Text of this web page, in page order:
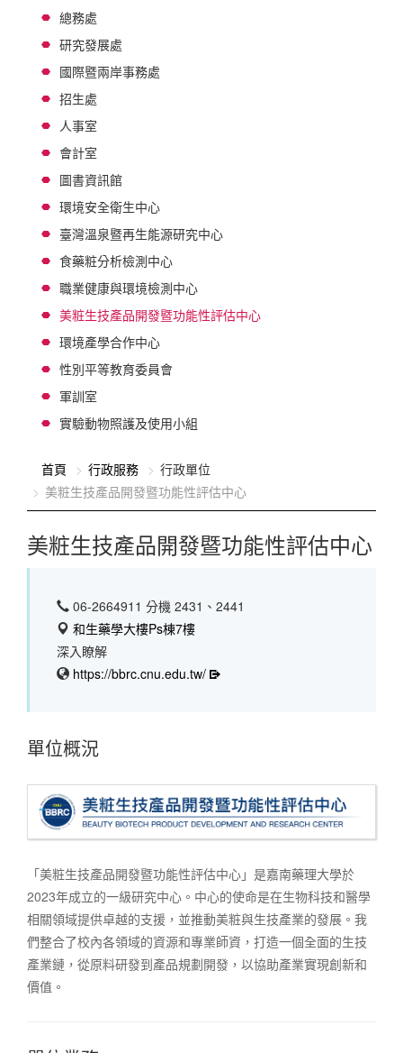
總務處
研究發展處
國際暨兩岸事務處
招生處
人事室
會計室
圖書資訊館
環境安全衛生中心
臺灣溫泉暨再生能源研究中心
食藥粧分析檢測中心
職業健康與環境檢測中心
美粧生技產品開發暨功能性評估中心
環境產學合作中心
性別平等教育委員會
軍訓室
實驗動物照護及使用小組
首頁 行政服務
行政單位
美粧生技產品開發暨功能性評估中心
美粧生技產品開發暨功能性評估中心
06-2664911 分機 2431、2441
和生藥學大樓Ps棟7樓
深入瞭解
https://bbrc.cnu.edu.tw/
單位概況
「美粧生技產品開發暨功能性評估中心」是嘉南藥理大學於
2023年成立的一級研究中心。中心的使命是在生物科技和醫學
相關領域提供卓越的支援，並推動美粧與生技產業的發展。我
們整合了校內各領域的資源和專業師資，打造一個全面的生技
產業鏈，從原料研發到產品規劃開發，以協助產業實現創新和
價值。